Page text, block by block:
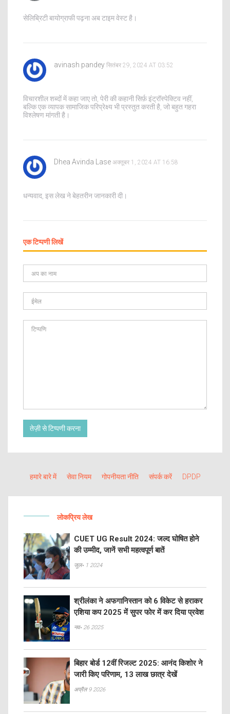
सेलिब्रिटी बायोग्राफी पढ़ना अब टाइम वेस्ट है।
avinash pandey सितंबर 29, 2024 AT 03:52
विचारशील शब्दों में कहा जाए तो, पेरी की कहानी सिर्फ़ इंट्रॉस्पेक्टिव नहीं,
बल्कि एक व्यापक सामाजिक परिप्रेक्ष्य भी प्रस्तुत करती है, जो बहुत गहरा
विश्लेषण मांगती है।
Dhea Avinda Lase अक्तूबर 1, 2024 AT 16:58
धन्यवाद, इस लेख ने बेहतरीन जानकारी दी।
एक टिप्पणी लिखें
तेज़ी से टिप्पणी करना
हमारे बारे में सेवा नियम गोपनीयता नीति संपर्क करें DPDP
लोकप्रिय लेख
CUET UG Result 2024: जल्द घोषित होने
की उम्मीद, जानें सभी महत्वपूर्ण बातें
जुल॰ 1 2024
श्रीलंका ने अफगानिस्तान को 6 विकेट से हराकर
एशिया कप 2025 में सुपर फोर में कर दिया प्रवेश
नव॰ 26 2025
बिहार बोर्ड 12वीं रिजल्ट 2025: आनंद किशोर ने
जारी किए परिणाम, 13 लाख छात्र देखें
अप्रैल 9 2026